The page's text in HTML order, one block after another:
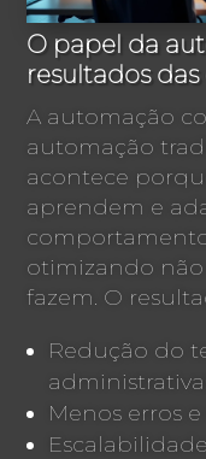
O papel da
resultados
A automação
automação
acontece
aprendem e
otimizando não
fazem. O
Redução do
Menos erros